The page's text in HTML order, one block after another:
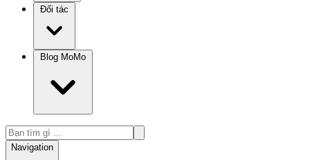
Đối tác
Blog MoMo
Navigation